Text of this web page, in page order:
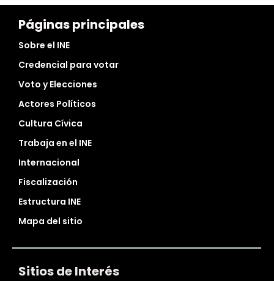
Páginas principales
Sobre el INE
Credencial para votar
Voto y Elecciones
Actores Políticos
Cultura Cívica
Trabaja en el INE
Internacional
Fiscalización
Estructura INE
Mapa del sitio
Sitios de Interés